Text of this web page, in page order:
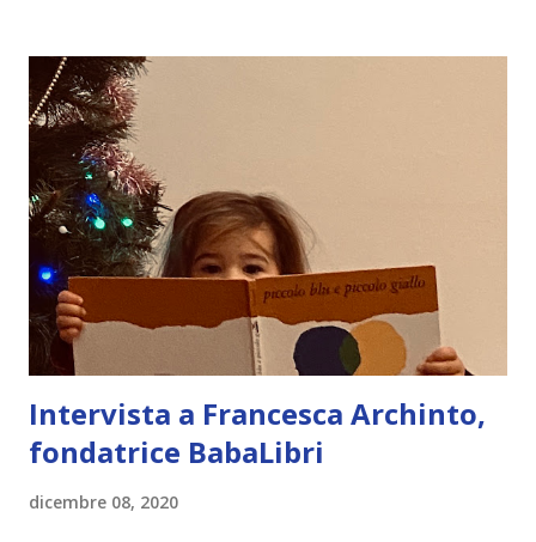
Intervista a Francesca Archinto,
fondatrice BabaLibri
dicembre 08, 2020